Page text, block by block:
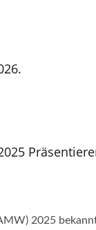
2025